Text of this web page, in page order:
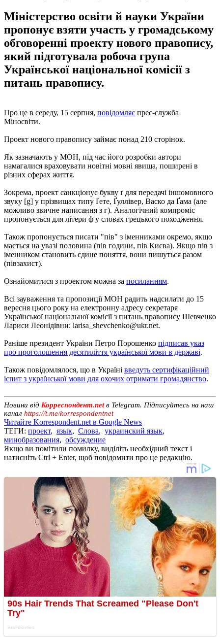
Міністерство освіти й науки України
пропонує взяти участь у громадському
обговоренні проекту нового правопису,
який підготувала робоча група
Української національної комісії з
питань правопису.
Про це в середу, 15 серпня, повідомляє прес-служба
Міносвіти.
Проект нового правопису займає понад 210 сторінок.
Як зазначають у МОН, під час його розробки автори
намагалися враховувати новітні мовні явища, поширені в
різних сферах життя.
Зокрема, проект санкціонує букву ґ для передачі іншомовного
звуку [g] у прізвищах типу Ґете, Ґуллівер, Васко да Ґама (але
можливо звичне написання з г). Аналогічний компроміс
пропонується для літери ф у словах грецького походження.
Також пропонується писати "пів" з іменниками окремо, якщо
мається на увазі половина (пів години, пів Києва). Якщо пів з
іменником становить єдине поняття, вони пишуться разом
(півзахист).
Ознайомитися з проектом можна за посиланням.
Всі зауваження та пропозиції МОН радить надсилати до 15
вересня цього року на електронну адресу секретаря
Української національної комісії з питань правопису Шевченко
Лариси Леонідівни: larisa_shevchenko@ukr.net.
Раніше президент України Петро Порошенко підписав указ
про проголошення десятиліття української мови в державі.
Також повідомлялося, що в Україні введуть сертифікаційний
іспит з української мови для охочих отримати громадянство.
Новини від Корреспондент.netв Telegram. Підписуйтесь на наш
канал https://t.me/korrespondentnet
Читайте Korrespondent.net в Google News
ТЕГИ: проект, язык, Слова, украинский язык,
минобразования, обсуждение
Якщо ви помітили помилку, виділіть необхідний текст і
натисніть Ctrl + Enter, щоб повідомити про це редакцію.